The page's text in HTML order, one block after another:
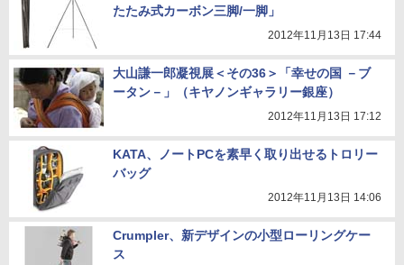
たたみ式カーボン三脚/一脚」
2012年11月13日 17:44
大山謙一郎凝視展＜その36＞「幸せの国 －ブ
ータン－」（キヤノンギャラリー銀座）
2012年11月13日 17:12
KATA、ノートPCを素早く取り出せるトロリー
バッグ
2012年11月13日 14:06
Crumpler、新デザインの小型ローリングケー
ス